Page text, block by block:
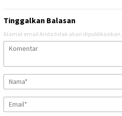
Tinggalkan Balasan
Alamat email Anda tidak akan dipublikasikan.